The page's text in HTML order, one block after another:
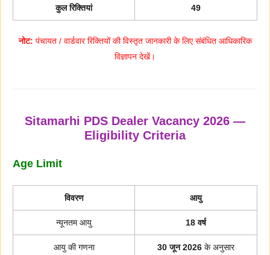
कुल रिक्तियां 49
नोट: पंचायत / वार्डवार रिक्तियों की विस्तृत जानकारी के लिए संबंधित आधिकारिक
विज्ञापन देखें।
Sitamarhi PDS Dealer Vacancy 2026 —
Eligibility Criteria
Age Limit
विवरण आयु
न्यूनतम आयु 18 वर्ष
आयु की गणना 30 जून 2026 के अनुसार